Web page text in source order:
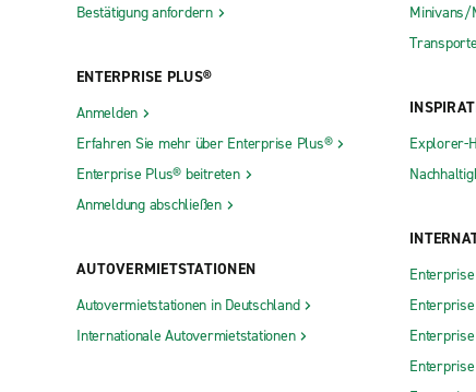
Bestätigung anfordern
ENTERPRISE PLUS®
Anmelden
Erfahren Sie mehr über Enterprise Plus®
Enterprise Plus® beitreten
Anmeldung abschließen
AUTOVERMIETSTATIONEN
Autovermietstationen in Deutschland
Internationale Autovermietstationen
Minivans/
Explorer-